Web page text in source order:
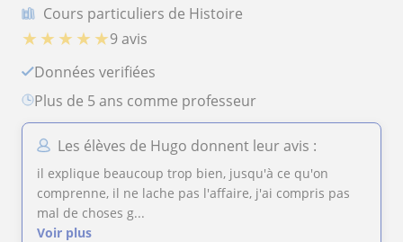
Cours particuliers de Histoire
★ ★ ★ ★ ★9 avis
Données verifiées
plus de 5 ans comme professeur
Les élèves de Hugo donnent leur avis :
il explique beaucoup trop bien, jusqu'à ce qu'on
comprenne, il ne lache pas l'affaire, j'ai compris pas
mal de choses g...
Voir plus